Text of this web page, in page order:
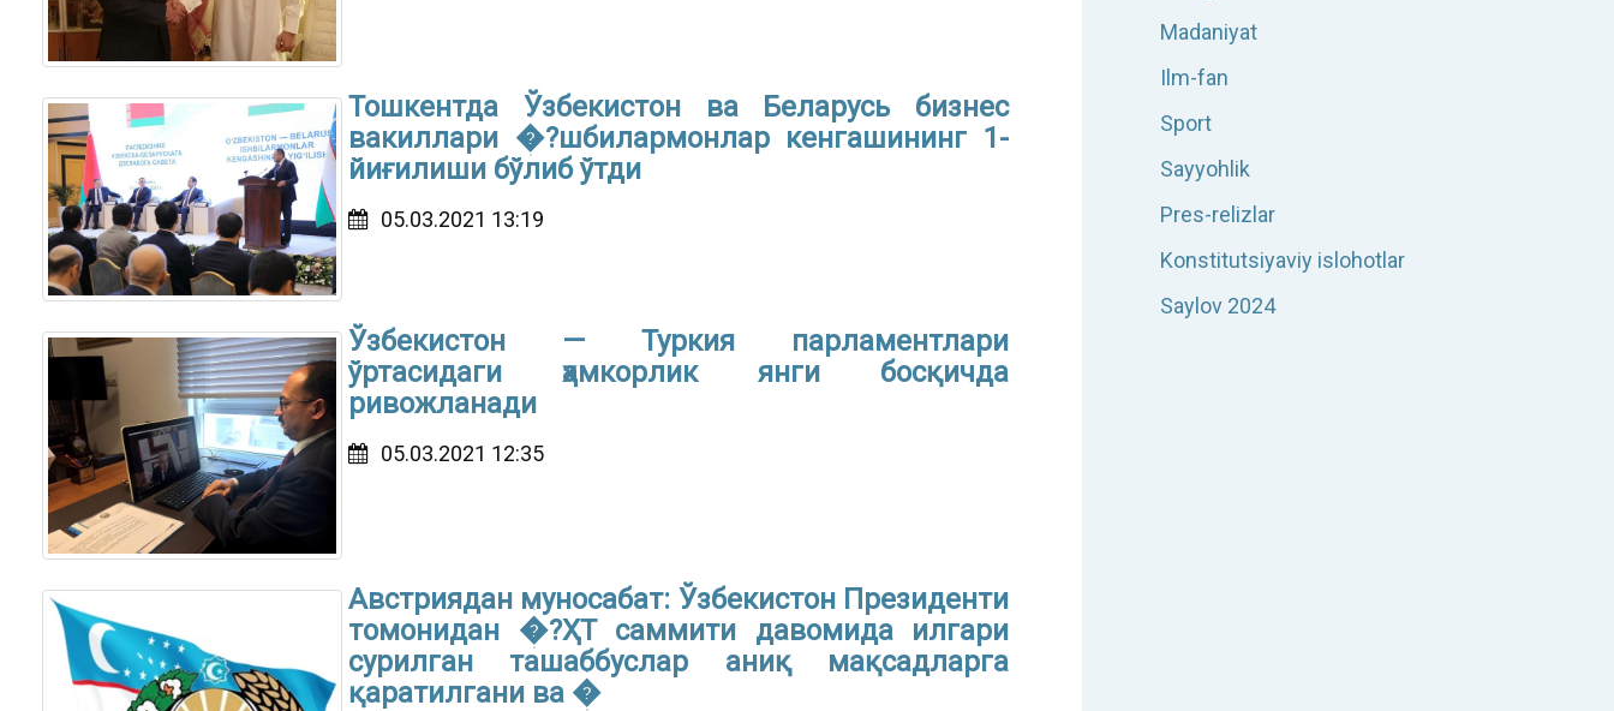
Тошкентда Ўзбекистон ва Беларусь бизнес
вакиллари �?шбилармонлар кенгашининг 1-
йиғилиши бўлиб ўтди
05.03.2021 13:19
Ўзбекистон — Туркия парламентлари
ўртасидаги ҳамкорлик янги босқичда
ривожланади
05.03.2021 12:35
Австриядан муносабат: Ўзбекистон Президенти
томонидан �?ҲТ саммити давомида илгари
сурилган ташаббуслар аниқ мақсадларга
қаратилгани ва �
Madaniyat
Ilm-fan
Sport
Sayyohlik
Pres-relizlar
Konstitutsiyaviy islohotlar
Saylov 2024